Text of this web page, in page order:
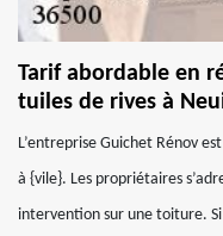
Tarif abordable en
tuiles de rives à
L’entreprise Guichet Rénov
à {vile}. Les propriétaires
intervention sur une toiture.